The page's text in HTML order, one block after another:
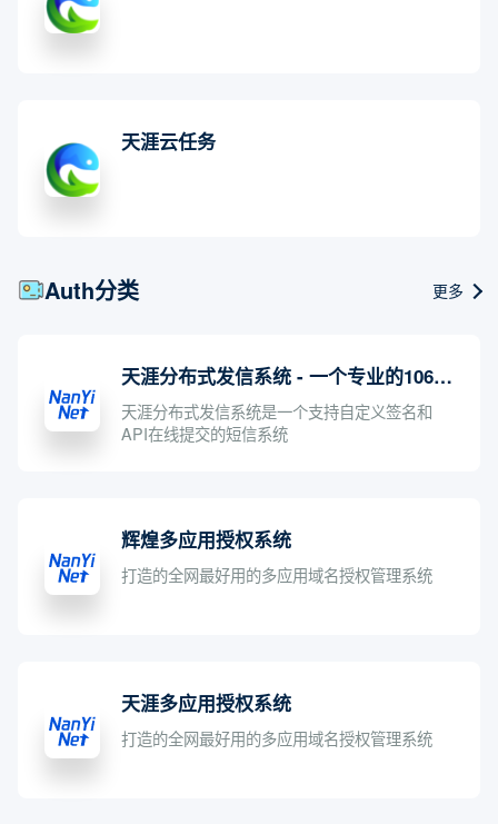
天涯云任务
Auth分类 更多
天涯分布式发信系统 - 一个专业的106短信平台,值得一试
天涯分布式发信系统是一个支持自定义签名和
API在线提交的短信系统
辉煌多应用授权系统
打造的全网最好用的多应用域名授权管理系统
天涯多应用授权系统
打造的全网最好用的多应用域名授权管理系统